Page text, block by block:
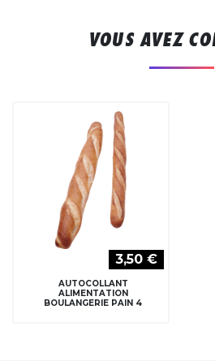
VOUS AVEZ
3,50 €
AUTOCOLLANT
ALIMENTATION
BOULANGERIE PAIN 4